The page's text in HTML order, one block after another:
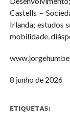
Castells –
Irlanda; estudos
mobilidade,
8 junho de 2026
ETIQUETAS: